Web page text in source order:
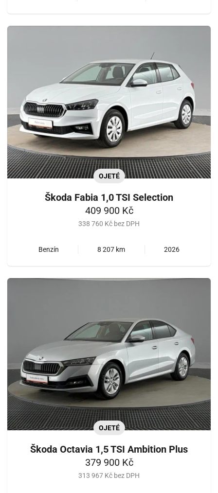
OJETÉ
Škoda Fabia 1,0 TSI Selection
409 900 Kč
338 760 Kč bez DPH
Benzín 8 207 km 2026
OJETÉ
Škoda Octavia 1,5 TSI Ambition Plus
379 900 Kč
313 967 Kč bez DPH